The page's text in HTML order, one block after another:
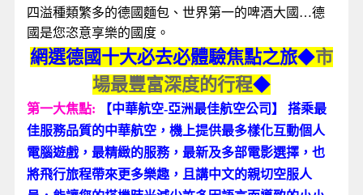
四溢種類繁多的德國麵包、世界第一的啤酒大國…德
國是您恣意享樂的國度。
網選德國十大必去必體驗焦點之旅◆市
場最豐富深度的行程◆
第一大焦點:
【中華航空-亞洲最佳航空公司】 搭乘最
佳服務品質的中華航空，機上提供最多樣化互動個人
電腦遊戲，最精緻的服務，最新及多部電影選擇，也
將飛行旅程帶來更多樂趣，且講中文的親切空服人